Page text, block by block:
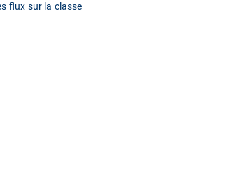
flux sur la classe